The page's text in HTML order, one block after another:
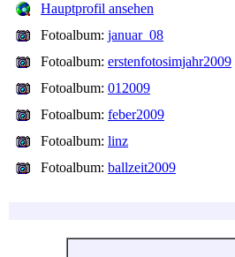
Hauptprofil ansehen
Fotoalbum: januar_08
Fotoalbum: erstenfotosimjahr2009
Fotoalbum: 012009
Fotoalbum: feber2009
Fotoalbum: linz
Fotoalbum: ballzeit2009